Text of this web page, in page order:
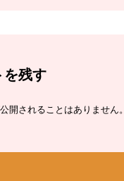
を残す
開されることはありません。